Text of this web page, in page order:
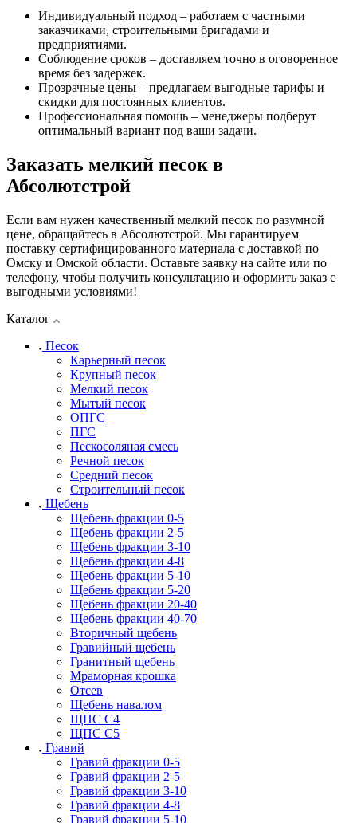
Индивидуальный подход – работаем с частными
заказчиками, строительными бригадами и
предприятиями.
Соблюдение сроков – доставляем точно в оговоренное
время без задержек.
Прозрачные цены – предлагаем выгодные тарифы и
скидки для постоянных клиентов.
Профессиональная помощь – менеджеры подберут
оптимальный вариант под ваши задачи.
Заказать мелкий песок в
Абсолютстрой
Если вам нужен качественный мелкий песок по разумной
цене, обращайтесь в Абсолютстрой. Мы гарантируем
поставку сертифицированного материала с доставкой по
Омску и Омской области. Оставьте заявку на сайте или по
телефону, чтобы получить консультацию и оформить заказ с
выгодными условиями!
Каталог
Песок
Карьерный песок
Крупный песок
Мелкий песок
Мытый песок
ОПГС
ПГС
Пескосоляная смесь
Речной песок
Средний песок
Строительный песок
Щебень
Щебень фракции 0-5
Щебень фракции 2-5
Щебень фракции 3-10
Щебень фракции 4-8
Щебень фракции 5-10
Щебень фракции 5-20
Щебень фракции 20-40
Щебень фракции 40-70
Вторичный щебень
Гравийный щебень
Гранитный щебень
Мраморная крошка
Отсев
Щебень навалом
ЩПС С4
ЩПС С5
Гравий
Гравий фракции 0-5
Гравий фракции 2-5
Гравий фракции 3-10
Гравий фракции 4-8
Гравий фракции 5-10